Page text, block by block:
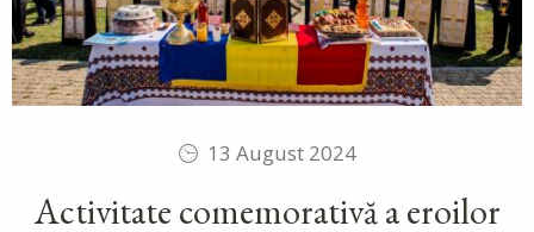
13 August 2024
Activitate comemorativă a eroilor